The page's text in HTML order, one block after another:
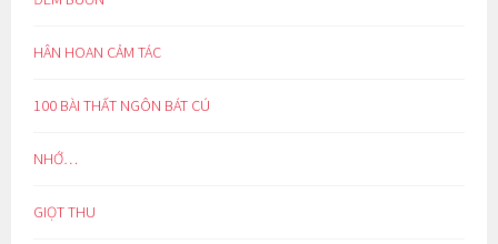
HÂN HOAN CẢM TÁC
100 BÀI THẤT NGÔN BÁT CÚ
NHỚ…
GIỌT THU